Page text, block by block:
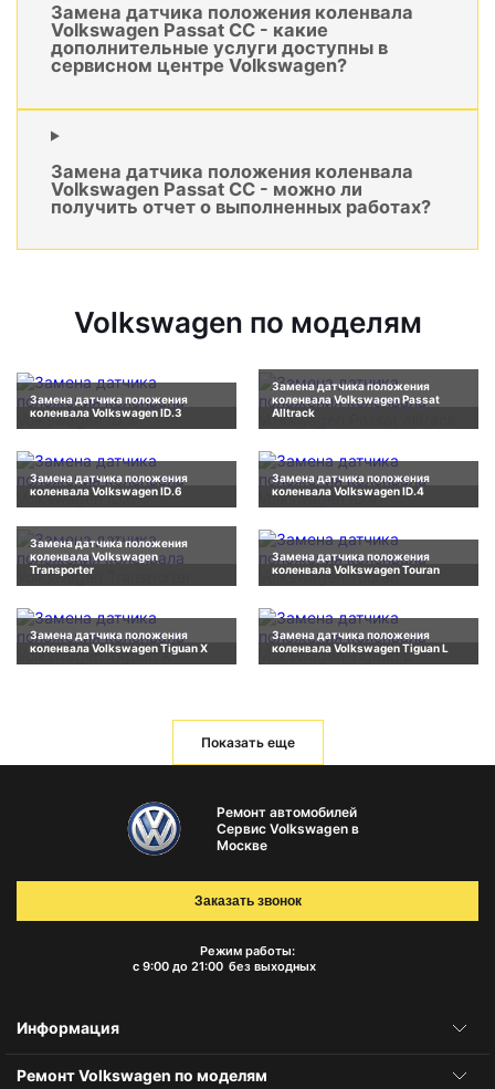
Замена датчика положения коленвала
Volkswagen Passat CC - какие
дополнительные услуги доступны в
сервисном центре Volkswagen?
Замена датчика положения коленвала
Volkswagen Passat CC - можно ли
получить отчет о выполненных работах?
Volkswagen по моделям
Замена датчика положения
коленвала Volkswagen ID.3
Замена датчика положения
коленвала Volkswagen Passat
Alltrack
Замена датчика положения
коленвала Volkswagen ID.6
Замена датчика положения
коленвала Volkswagen ID.4
Замена датчика положения
коленвала Volkswagen
Transporter
Замена датчика положения
коленвала Volkswagen Touran
Замена датчика положения
коленвала Volkswagen Tiguan X
Замена датчика положения
коленвала Volkswagen Tiguan L
Показать еще
Ремонт автомобилей
Сервис Volkswagen в
Москве
Режим работы:
с 9:00 до 21:00 без выходных
Заказать звонок
Информация
Ремонт Volkswagen по моделям